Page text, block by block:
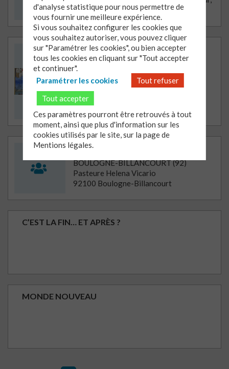
Vendôme
L'APOCALYPSE ENFIN DISPONIBLE
SUR THÉOVIE!
L’annonce tonitruante de l’arrivée de
l’Apocalypse a de quoi surprendre voire
inquiéter…
Il s’agit en réalité d’annoncer la mise en
ligne d’un nouveau parcours Théovie
« Apocalypse, révélation de Jésus-
Christ« .
Avant de le découvrirvous pouvez
écouterici une présentation de ce travail
par Pierre-François Farigoule, son
Vous pouvez également retrouver la
newsletter sur ce sujet ici
BOULOGNE-BILLANCOURT (92)
BOULOGNE-BILLANCOURT (92)
Pasteure Helena Vicario
92100 Boulogne-Billancourt
C’EST LA FIN… ET APRÈS ?
MONDE NOUVEAU
d'analyse statistique pour nous permettre de
vous fournir une meilleure expérience.
Si vous souhaitez configurer les cookies que
vous souhaitez autoriser, vous pouvez cliquer
sur "Paramétrer les cookies", ou bien accepter
tous les cookies en cliquant sur "Tout accepter
et continuer".
Paramétrer les cookies
Tout refuser
Tout accepter
Ces paramètres pourront être retrouvés à tout
moment, ainsi que plus d'information sur les
cookies utilisés par le site, sur la page de
Mentions légales.